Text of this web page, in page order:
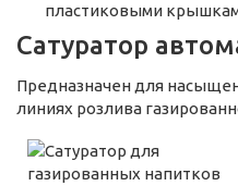
пластиковыми
Сатуратор
Предназначен для
линиях розлива